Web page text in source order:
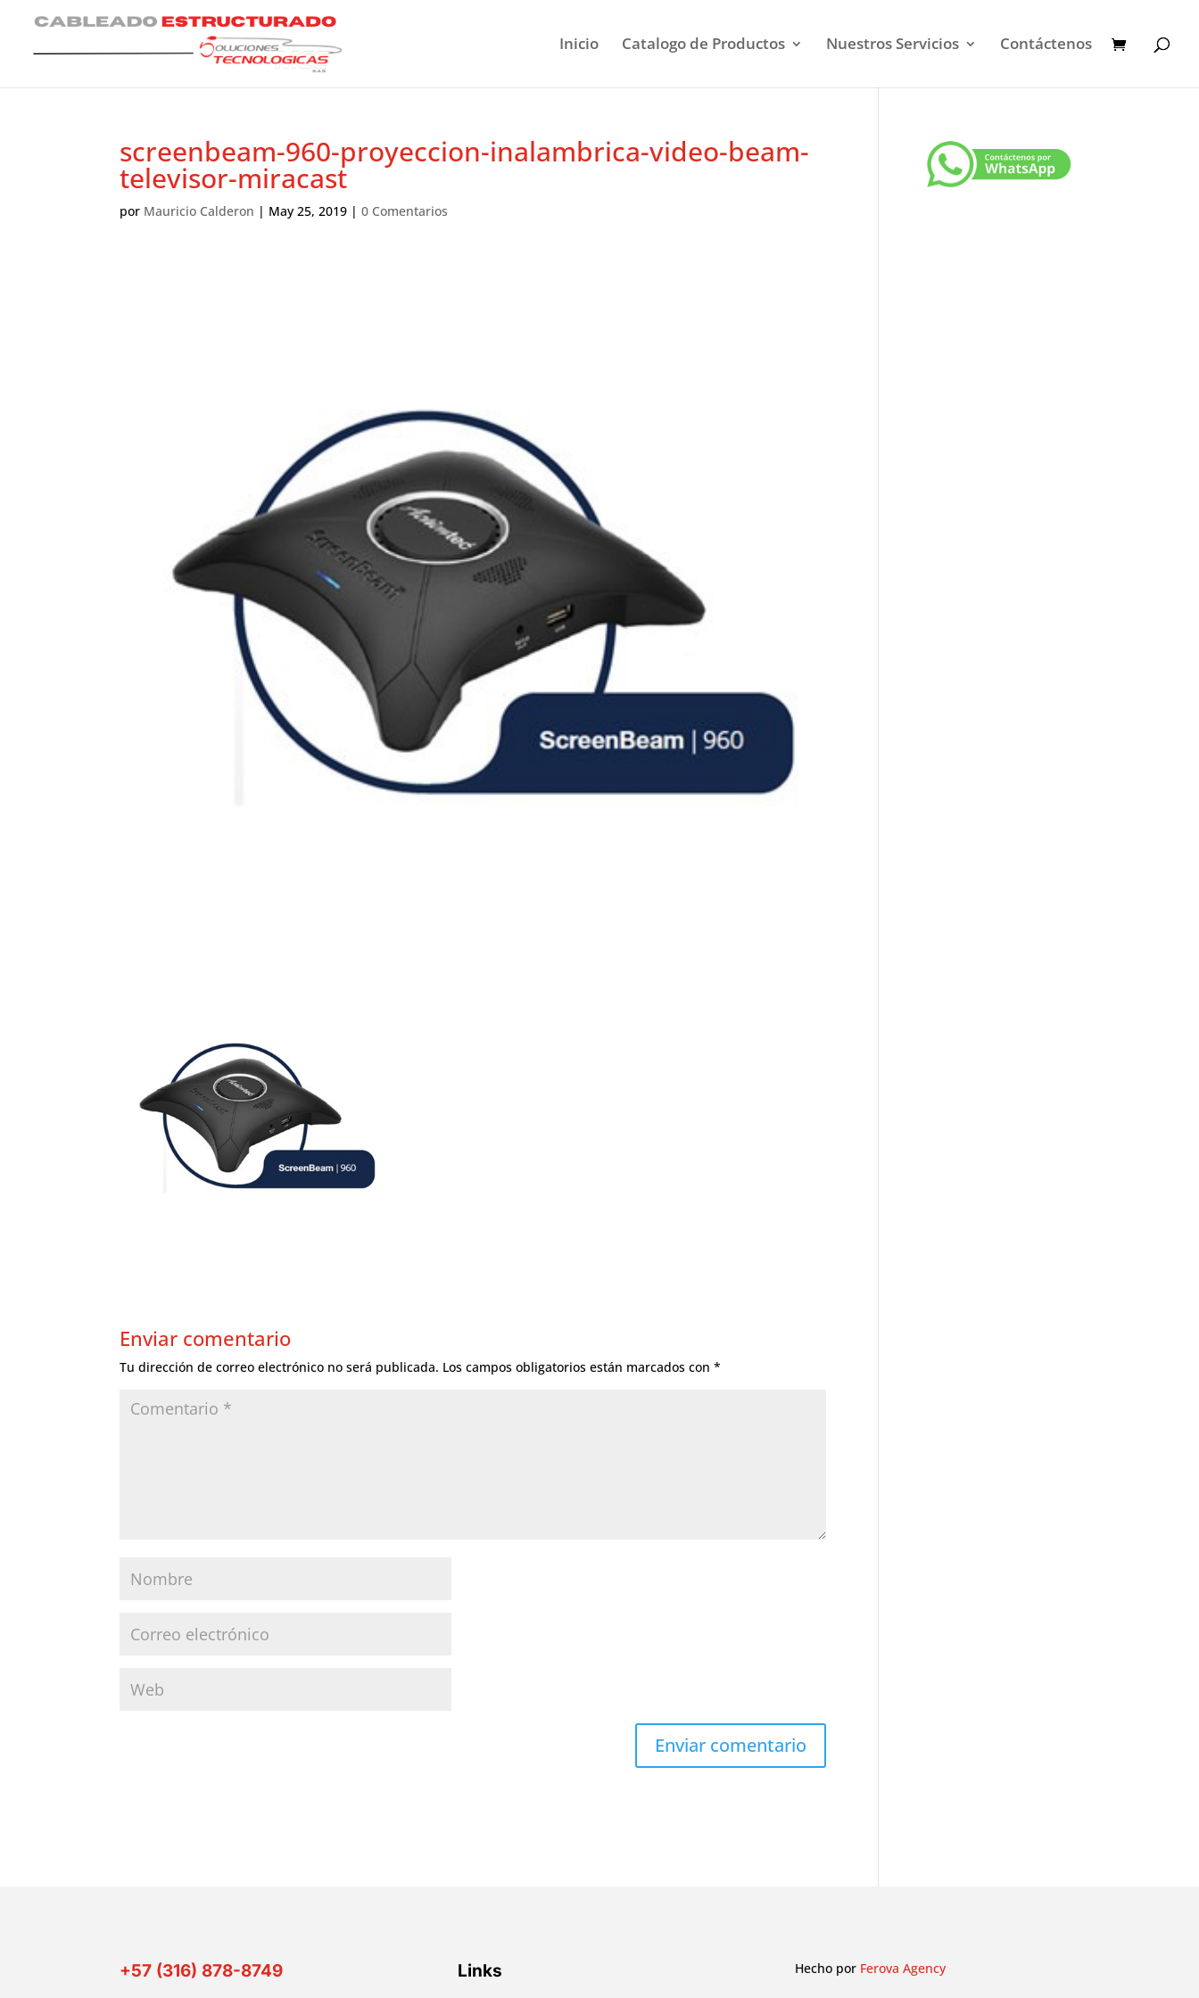
Inicio Catalogo de Productos Nuestros Servicios Contáctenos
screenbeam-960-proyeccion-inalambrica-video-beam-
televisor-miracast
por Mauricio Calderon | May 25, 2019 |0 Comentarios
Enviar comentario
Tu dirección de correo electrónico no será publicada. Los campos obligatorios están marcados con*
+57 (316) 878-8749 Links Hecho por Ferova Agency